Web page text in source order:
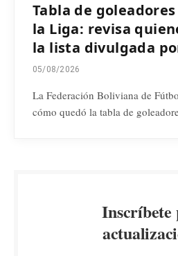
Tabla de
la Liga: revisa
la lista divulgada
05/08/2026
La Federación Boliviana de
cómo quedó la tabla de
Inscríbete